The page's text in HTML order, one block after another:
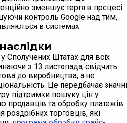
зменшує тертя в процесі
контроль Google над тим,
в системах
Сполучених Штатах для всіх
з 13 листопада, свідчить
до виробництва, а не
Це передбачає значні
підтримки пошуку цін у
продавців та обробку платежів
торговців, які